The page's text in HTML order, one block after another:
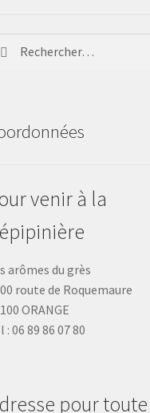
venir à la
arômes du grès
route de Roquemaure
ORANGE
: 06 89 86 07 80
pour toute